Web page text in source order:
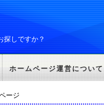
探しですか？
ホームページ運営について
ージ